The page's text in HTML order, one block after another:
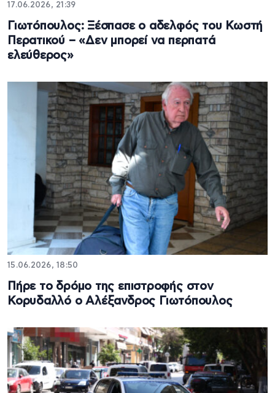
17.06.2026, 21:39
Γιωτόπουλος: Ξέσπασε ο αδελφός του Κωστή
Περατικού – «Δεν μπορεί να περπατά
ελεύθερος»
15.06.2026, 18:50
Πήρε το δρόμο της επιστροφής στον
Κορυδαλλό ο Αλέξανδρος Γιωτόπουλος